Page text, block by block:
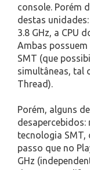
console. Porém
destas
3.8 GHz, a CPU
Ambas
SMT (que
simultâneas, tal
Thread).
Porém, alguns
tecnologia SMT,
passo que no
GHz